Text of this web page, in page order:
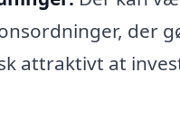
der
attraktivt at